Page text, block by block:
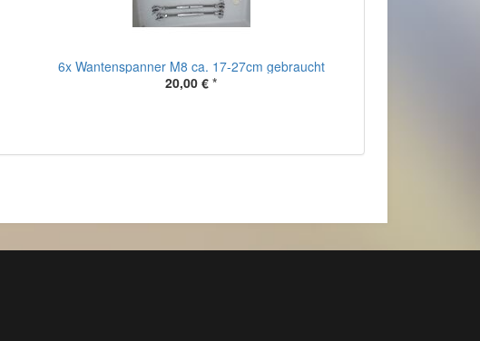
6x Wantenspanner M8 ca. 17-27cm gebraucht
20,00 € *